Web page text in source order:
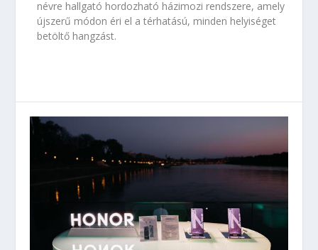
névre hallgató hordozható házimozi rendszere, amely
újszerű módon éri el a térhatású, minden helyiséget
betöltő hangzást.